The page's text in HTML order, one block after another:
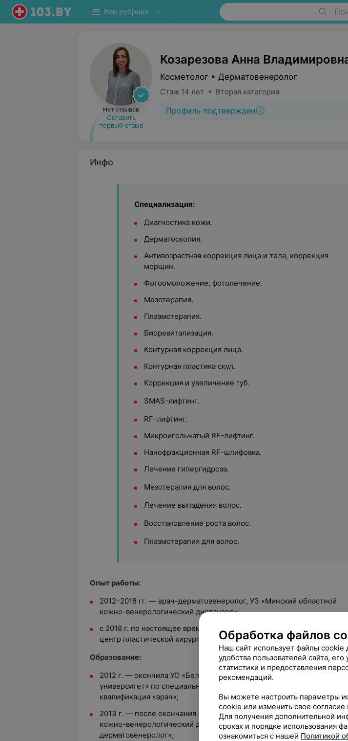
Все рубрики
Нет отзывов
Оставить
первый отзыв
Козарезова Анна
Косметолог • Дерматовенеролог
Стаж 14 лет • Вторая категория
Профиль подтвержден
Инфо
Специализация:
Диагностика кожи.
Дерматоскопия.
Антивозрастная коррекция лица и тела, коррекция
морщин.
Фотоомоложение, фотолечение.
Мезотерапия.
Плазмотерапия.
Биоревитализация.
Контурная коррекция лица.
Контурная пластика скул.
Коррекция и увеличение губ.
SMAS-лифтинг.
RF-лифтинг.
Микроигольчатый RF-лифтинг.
Нанофракционная RF-шлифовка.
Лечение гипергидроза.
Мезотерапия для волос.
Лечение выпадения волос.
Восстановление роста волос.
Плазмотерапия для волос.
Опыт работы:
2012–2018 гг. — врач-дерматовенеролог, УЗ «Минский областной
кожно-венерологический диспансер»;
с 2018 г. по настоящее время — врач-косметолог в КУП
центр пластической хирургии и медицинской косметологии», г.
Образование:
2012 г. — окончила УО «Белорусский государственный медицинский
университет» по специальности «лечебное дело», присвоена
квалификация «врач»;
2013 г. — после окончания интернатуры в УЗ «Минский областной
кожно-венерологический диспансер» присвоена квалификация
дерматовенеролог»;
Обработка файлов
Наш сайт использует файлы cookie
удобства пользователей сайта,
статистики и предоставления
рекомендаций.
Вы можете настроить параметры
cookie или изменить свое
Для получения дополнительной
сроках и порядке использования
ознакомиться с нашей Политикой